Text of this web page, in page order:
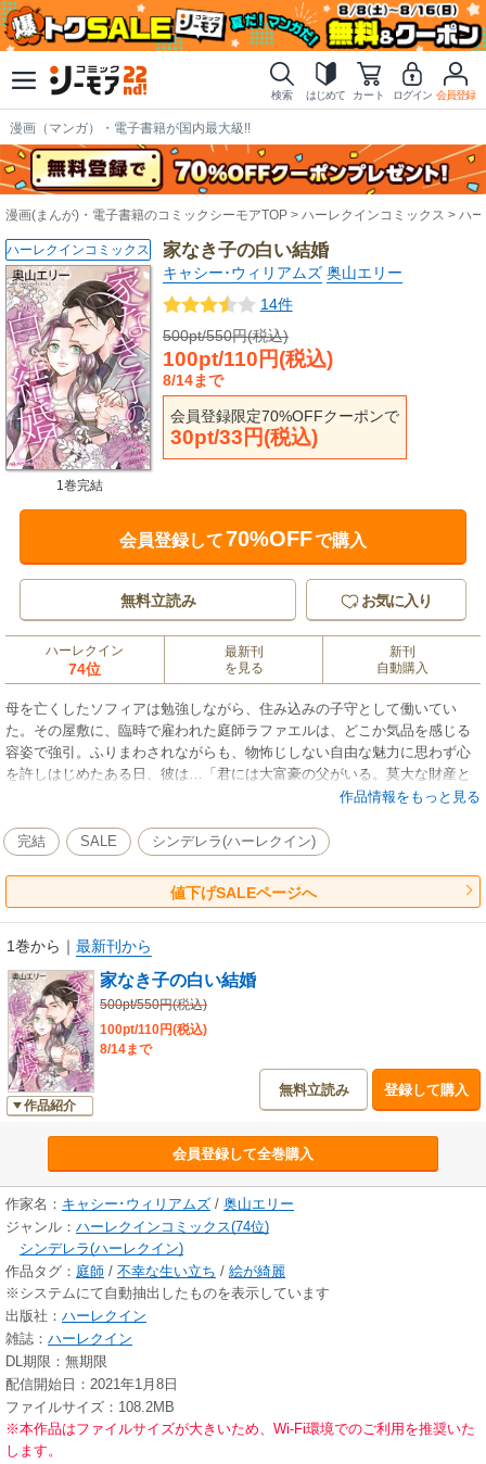
検索 はじめて カート ログイン 会員登録
漫画（マンガ）・電子書籍が国内最大級!!
漫画(まんが)・電子書籍のコミックシーモアTOP ハーレクインコミックス ハ
家なき子の白い結婚
キャシー･ウィリアムズ 奥山エリー
14件
500pt/550円(税込)
100pt/110円(税込)
8/14まで
会員登録限定70%OFFクーポンで
30pt/33円(税込)
ハーレクインコミックス
1巻完結
会員登録して70%OFFで購入
無料立読み お気に入り
ハーレクイン
74位
最新刊
を見る
新刊
自動購入
母を亡くしたソフィアは勉強しながら、住み込みの子守として働いてい
た。その屋敷に、臨時で雇われた庭師ラファエルは、どこか気品を感じる
容姿で強引。ふりまわされながらも、物怖じしない自由な魅力に思わず心
を許しはじめたある日、彼は…「君には大富豪の父がいる。莫大な財産と
会社は君のものだ」と言い出した。庭師として潜りこみ、ソフィアの人柄
だけ契約上の結婚を申しこんできて…!?
作品情報をもっと見る
完結 SALE シンデレラ(ハーレクイン)
値下げSALEページへ
1巻から ｜ 最新刊から
作品紹介
家なき子の白い結婚
500pt/550円(税込)
100pt/110円(税込)
8/14まで
無料立読み 登録して購入
会員登録して全巻購入
作家名： キャシー･ウィリアムズ / 奥山エリー
ジャンル： ハーレクインコミックス(74位)
シンデレラ(ハーレクイン)
作品タグ： 庭師 / 不幸な生い立ち / 絵が綺麗
※システムにて自動抽出したものを表示しています
出版社： ハーレクイン
雑誌： ハーレクイン
DL期限：無期限
配信開始日：2021年1月8日
ファイルサイズ：108.2MB
※本作品はファイルサイズが大きいため、Wi-Fi環境でのご利用を推奨いた
します。